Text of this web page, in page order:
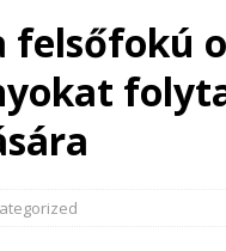
felsőfokú